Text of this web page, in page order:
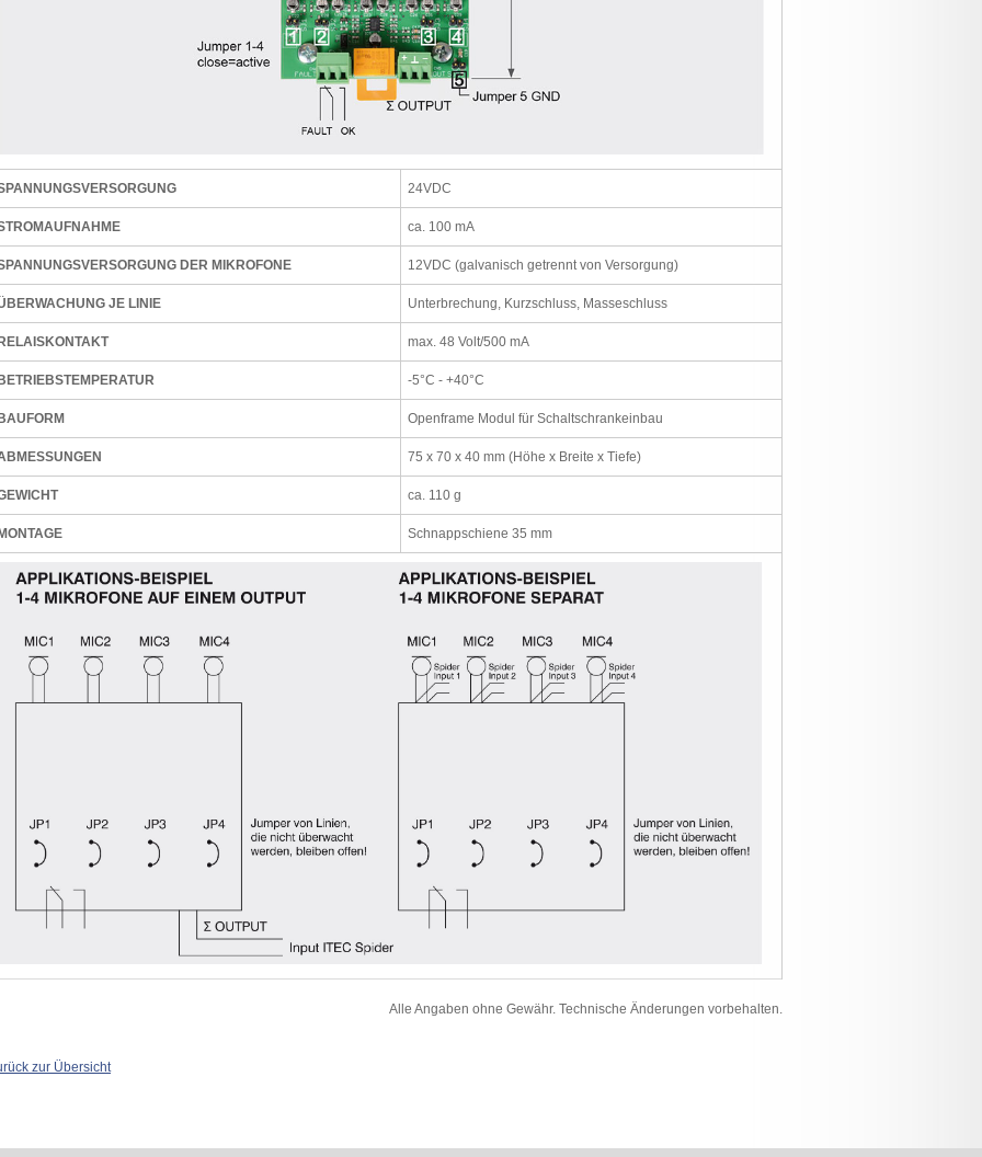
24VDC
ca. 100 mA
DER MIKROFONE 12VDC (galvanisch getrennt von Versorgung)
JE LINIE Unterbrechung, Kurzschluss, Masseschluss
max. 48 Volt/500 mA
-5°C - +40°C
Openframe Modul für Schaltschrankeinbau
75 x 70 x 40 mm (Höhe x Breite x Tiefe)
ca. 110 g
Schnappschiene 35 mm
Alle Angaben ohne Gewähr. Technische Änderungen vorbehalten.
zur Übersicht